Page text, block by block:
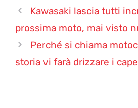
Kawasaki lascia tutti
prossima moto, mai visto
Perché si chiama
storia vi farà drizzare i